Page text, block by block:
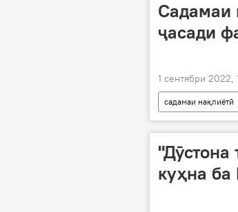
ҷасади
1 сентябри 2022,
садамаи нақлиётӣ
куҳна